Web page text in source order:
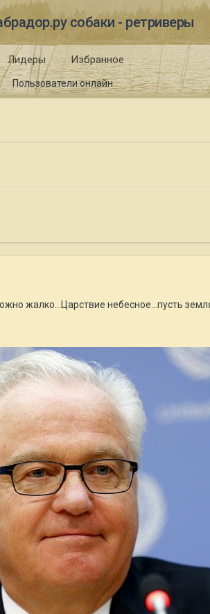
собаки - ретриверы
Пользователи онлайн
Лидеры Избранное
жалко...Царствие небесное...пусть земля